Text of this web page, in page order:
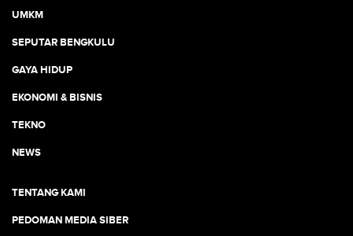
UMKM
SEPUTAR BENGKULU
GAYA HIDUP
EKONOMI & BISNIS
TEKNO
NEWS
TENTANG KAMI
PEDOMAN MEDIA SIBER